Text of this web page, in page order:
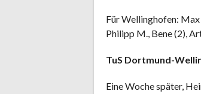
Für Wellinghofen: Max
Philipp M., Bene (2),
TuS Dortmund-
Eine Woche später,